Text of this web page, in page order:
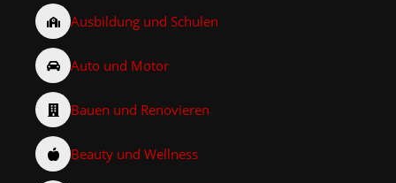
Ausbildung und Schulen
Auto und Motor
Bauen und Renovieren
Beauty und Wellness